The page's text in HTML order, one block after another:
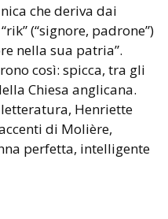
(“signore, padrone”)
nella sua patria”.
così: spicca, tra gli
Chiesa anglicana.
Henriette
di Molière,
perfetta, intelligente